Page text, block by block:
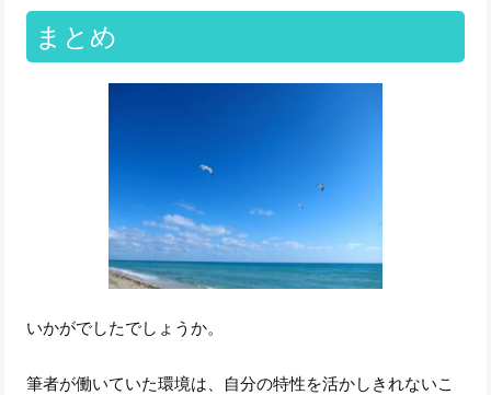
まとめ
いかがでしたでしょうか。
筆者が働いていた環境は、自分の特性を活かしきれないこ